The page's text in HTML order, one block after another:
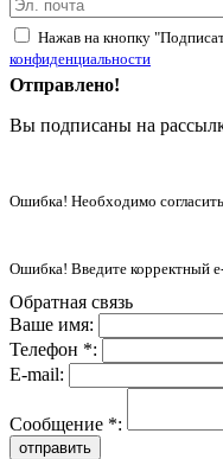
Нажав на кнопку
конфиденциальности
Отправлено!
Вы подписаны на
Ошибка! Необходимо
Ошибка! Введите корректный
Обратная связь
Ваше имя:
Телефон *:
E-mail:
Сообщение *:
отправить